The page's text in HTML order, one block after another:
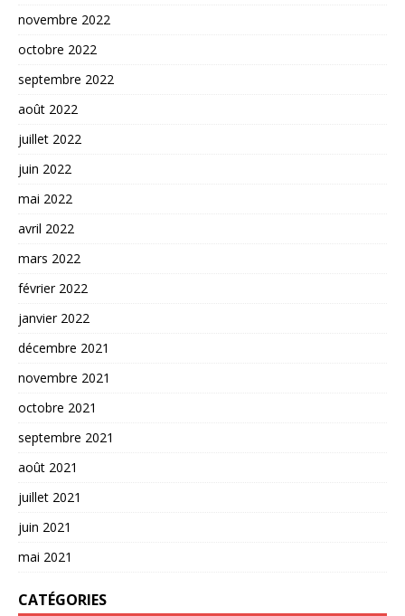
novembre 2022
octobre 2022
septembre 2022
août 2022
juillet 2022
juin 2022
mai 2022
avril 2022
mars 2022
février 2022
janvier 2022
décembre 2021
novembre 2021
octobre 2021
septembre 2021
août 2021
juillet 2021
juin 2021
mai 2021
CATÉGORIES